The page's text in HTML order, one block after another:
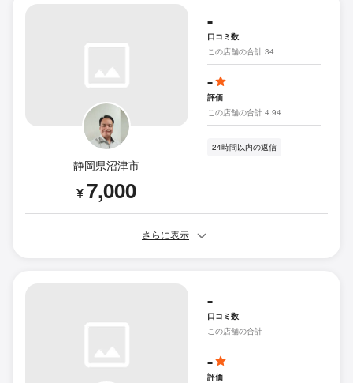
静岡県沼津市
¥7,000
-
口コミ数
この店舗の合計 34
-
評価
この店舗の合計 4.94
24時間以内の返信
さらに表示
-
口コミ数
この店舗の合計 -
-
評価